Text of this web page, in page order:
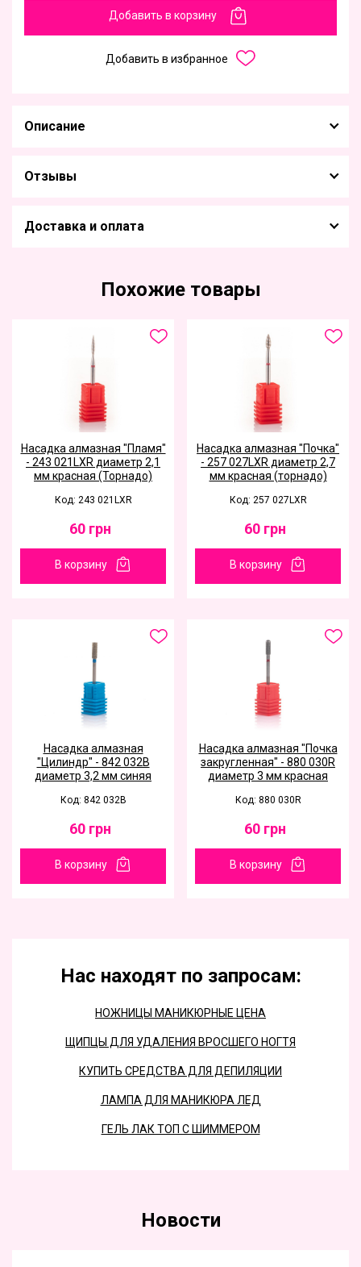
Добавить в корзину
Добавить в избранное
Описание
Отзывы
Доставка и оплата
Похожие товары
Насадка алмазная "Пламя"
- 243 021LXR диаметр 2,1
мм красная (Торнадо)
Код: 243 021LXR
60 грн
В корзину
Насадка алмазная "Почка"
- 257 027LXR диаметр 2,7
мм красная (торнадо)
Код: 257 027LXR
60 грн
В корзину
Насадка алмазная
"Цилиндр" - 842 032B
диаметр 3,2 мм синяя
Код: 842 032B
60 грн
В корзину
Насадка алмазная "Почка
закругленная" - 880 030R
диаметр 3 мм красная
Код: 880 030R
60 грн
В корзину
Нас находят по запросам:
НОЖНИЦЫ МАНИКЮРНЫЕ ЦЕНА
ЩИПЦЫ ДЛЯ УДАЛЕНИЯ ВРОСШЕГО НОГТЯ
КУПИТЬ СРЕДСТВА ДЛЯ ДЕПИЛЯЦИИ
ЛАМПА ДЛЯ МАНИКЮРА ЛЕД
ГЕЛЬ ЛАК ТОП С ШИММЕРОМ
Новости